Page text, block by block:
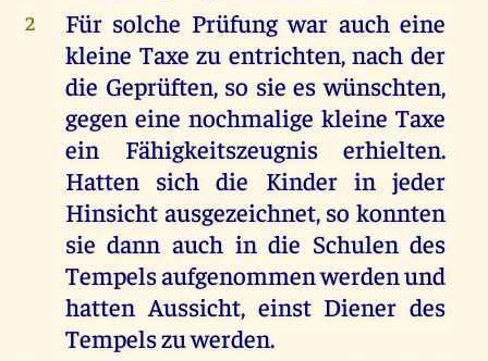
2
Für solche Prüfung war auch eine
kleine Taxe zu entrichten, nach der
die Geprüften, so sie es wünschten,
gegen eine nochmalige kleine Taxe
ein Fähigkeitszeugnis erhielten.
Hatten sich die Kinder in jeder
Hinsicht ausgezeichnet, so konnten
sie dann auch in die Schulen des
Tempels aufgenommen werden und
hatten Aussicht, einst Diener des
Tempels zu werden.